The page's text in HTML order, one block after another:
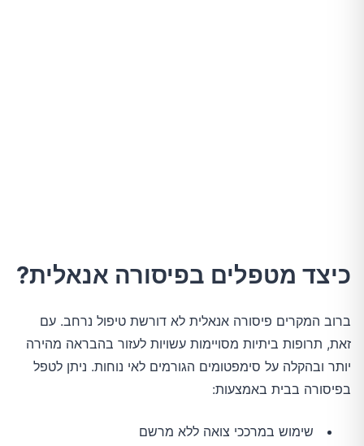
כיצד מטפלים בפיסורה אנאלית?
ברוב המקרים פיסורה אנאלית לא דורשת טיפול נרחב. עם
זאת, תרופות ביתיות מסויימות עשויות לעזור בהבראה מהירה
יותר ובהקלה על סימפטומים הגורמים לאי נוחות. ניתן לטפל
בפיסורה בבית באמצעות:
שימוש במרככי צואה ללא מרשם